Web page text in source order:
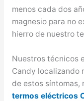
menos cada dos
magnesio para no
hierro de nuestro
Nuestros técnicos
Candy localizando
de estos síntomas,
termos eléctricos